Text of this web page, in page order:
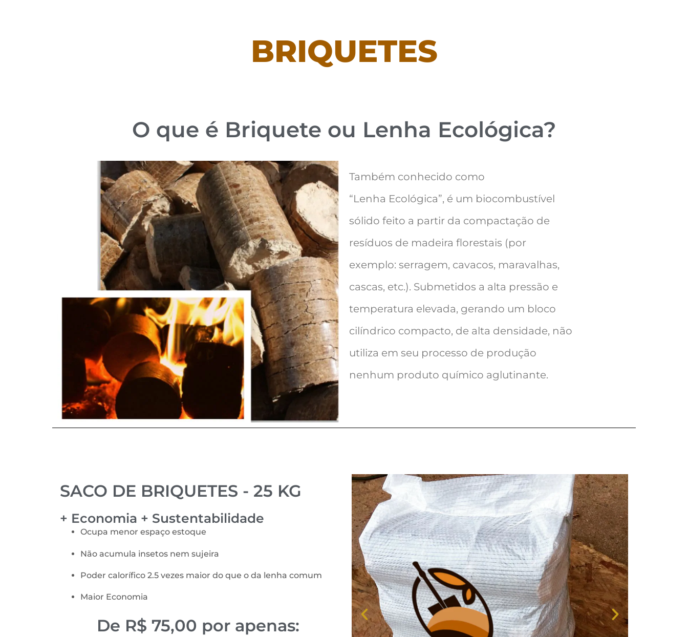
BRIQUETES
O que é Briquete ou Lenha Ecológica?
Também conhecido como
“Lenha Ecológica”, é um biocombustível
sólido feito a partir da compactação de
resíduos de madeira florestais (por
exemplo: serragem, cavacos, maravalhas,
cascas, etc.). Submetidos a alta pressão e
temperatura elevada, gerando um bloco
cilíndrico compacto, de alta densidade, não
utiliza em seu processo de produção
nenhum produto químico aglutinante.
SACO DE BRIQUETES - 25 KG
+ Economia + Sustentabilidade
Ocupa menor espaço estoque
Não acumula insetos nem sujeira
Poder calorífico 2.5 vezes maior do que o da lenha comum
Maior Economia
De R$ 75,00 por apenas: